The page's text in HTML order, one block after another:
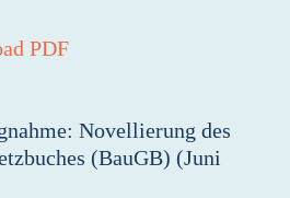
PDF
Novellierung des
(BauGB) (Juni